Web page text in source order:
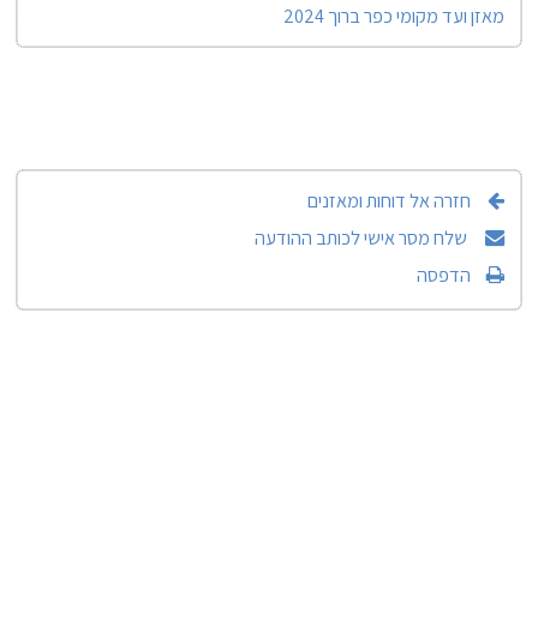
מאזן ועד מקומי כפר ברוך 2024
חזרה אל דוחות ומאזנים
שלח מסר אישי לכותב ההודעה
הדפסה